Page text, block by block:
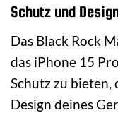
Schutz und
Das Black Rock
das iPhone 15
Schutz zu bieten,
Design deines